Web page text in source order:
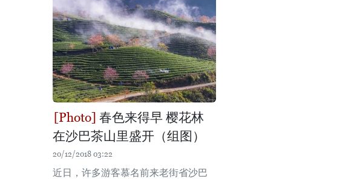
春色来得早 樱花林
在沙巴茶山里盛开（组图）
20/12/2018 03:22
近日，许多游客慕名前来老街省沙巴